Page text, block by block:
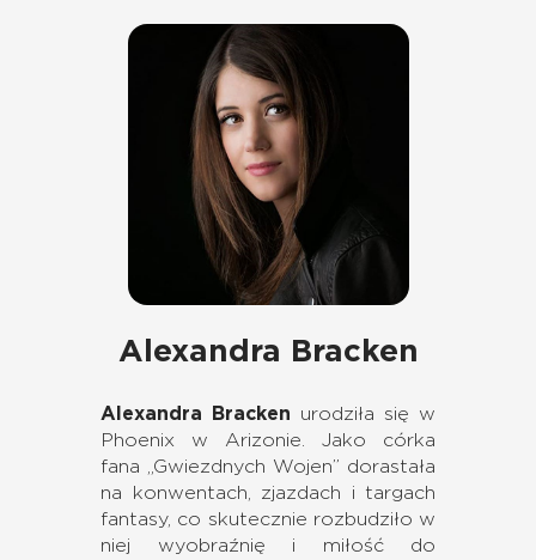
Alexandra Bracken
Alexandra Bracken urodziła się w
Phoenix w Arizonie. Jako córka
fana „Gwiezdnych Wojen” dorastała
na konwentach, zjazdach i targach
fantasy, co skutecznie rozbudziło w
niej wyobraźnię i miłość do